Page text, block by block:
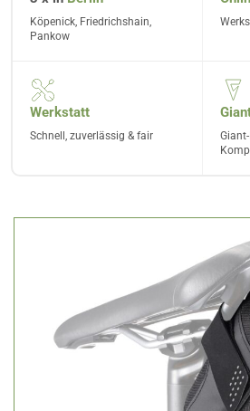
Köpenick, Friedrichshain,
Pankow
Werkstatt
Schnell, zuverlässig & fair